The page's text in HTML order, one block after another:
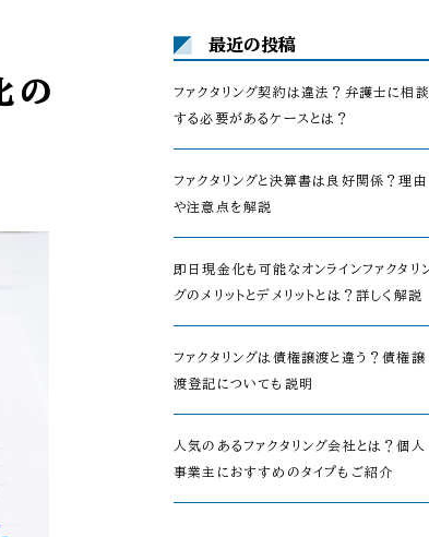
の
最近の投稿
ファクタリング契約は違法？弁護士に相談
する必要があるケースとは？
ファクタリングと決算書は良好関係？理由
や注意点を解説
即日現金化も可能なオンラインファクタリ
グのメリットとデメリットとは？詳しく解説
ファクタリングは債権譲渡と違う？債権譲
渡登記についても説明
人気のあるファクタリング会社とは？個人
事業主におすすめのタイプもご紹介